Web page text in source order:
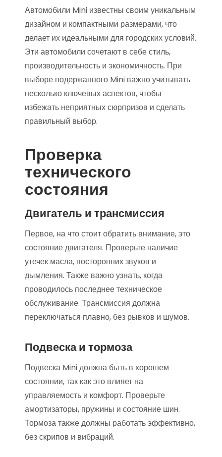
Автомобили Mini известны своим уникальным
дизайном и компактными размерами, что
делает их идеальными для городских условий.
Эти автомобили сочетают в себе стиль,
производительность и экономичность. При
выборе подержанного Mini важно учитывать
несколько ключевых аспектов, чтобы
избежать неприятных сюрпризов и сделать
правильный выбор.
Проверка
технического
состояния
Двигатель и трансмиссия
Первое, на что стоит обратить внимание, это
состояние двигателя. Проверьте наличие
утечек масла, посторонних звуков и
дымления. Также важно узнать, когда
проводилось последнее техническое
обслуживание. Трансмиссия должна
переключаться плавно, без рывков и шумов.
Подвеска и тормоза
Подвеска Mini должна быть в хорошем
состоянии, так как это влияет на
управляемость и комфорт. Проверьте
амортизаторы, пружины и состояние шин.
Тормоза также должны работать эффективно,
без скрипов и вибраций.